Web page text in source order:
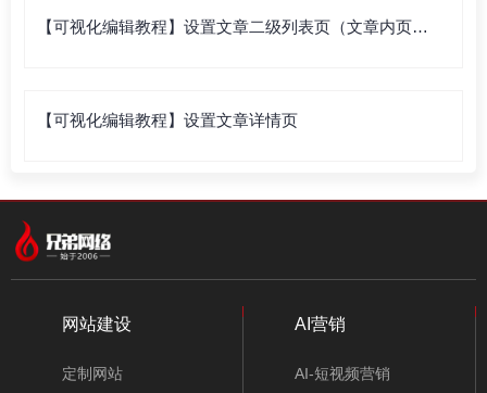
【可视化编辑教程】设置文章二级列表页（文章内页列
【可视化编辑教程】设置文章详情页
网站建设
定制网站
AI营销
AI-短视频营销